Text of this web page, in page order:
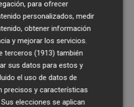
para ofrecer
personalizados, medir
obtener información
y mejorar los servicios.
terceros (1913) también
sus datos para estos y
el uso de datos de
precisos y características
elecciones se aplican